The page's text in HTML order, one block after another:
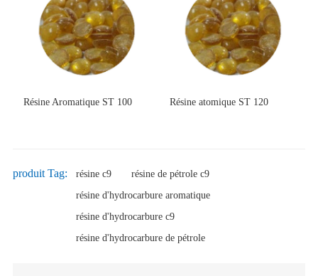
Résine Aromatique ST 100 Résine atomique ST 120
produit Tag: résine c9
résine de pétrole c9
résine d'hydrocarbure aromatique
résine d'hydrocarbure c9
résine d'hydrocarbure de pétrole